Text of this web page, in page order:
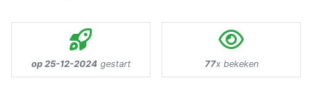
op 25-12-2024 gestart 77x bekeken